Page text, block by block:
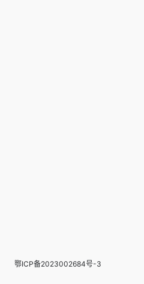
鄂ICP备2023002684号-3